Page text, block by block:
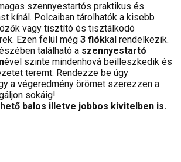
szennyestartós praktikus és
kínál. Polcaiban tárolhatók a kisebb
vagy tisztító és tisztálkodó
Ezen felül még 3 fiókkal rendelkezik.
található a szennyestartó
ével szinte mindenhová beilleszkedik és
teremt. Rendezze be úgy
a végeredmény örömet szerezzen a
sokáig!
balos illetve jobbos kivitelben is.